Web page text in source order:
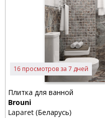
16 просмотров за 7 дней
Плитка для ванной
Brouni
Laparet (Беларусь)